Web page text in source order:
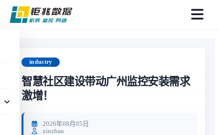
industry
智慧社区建设带动广州监控安装需求
激增！
2026年08月05日
xinzhan